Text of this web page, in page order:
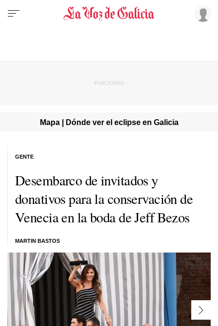
Mapa | Dónde ver el eclipse en Galicia
Desembarco de invitados y
donativos para la conservación de
Venecia en la boda de Jeff Bezos
MARTIN BASTOS
GENTE